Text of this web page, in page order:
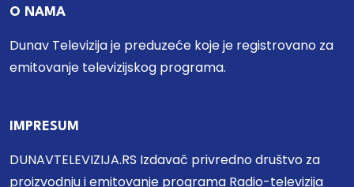
O NAMA
Dunav Televizija je preduzeće koje je registrovano za
emitovanje televizijskog programa.
IMPRESUM
DUNAVTELEVIZIJA.RS Izdavač privredno društvo za
proizvodnju i emitovanje programa Radio-televizija